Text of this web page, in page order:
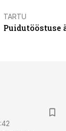
TARTU
Puidutööstuse